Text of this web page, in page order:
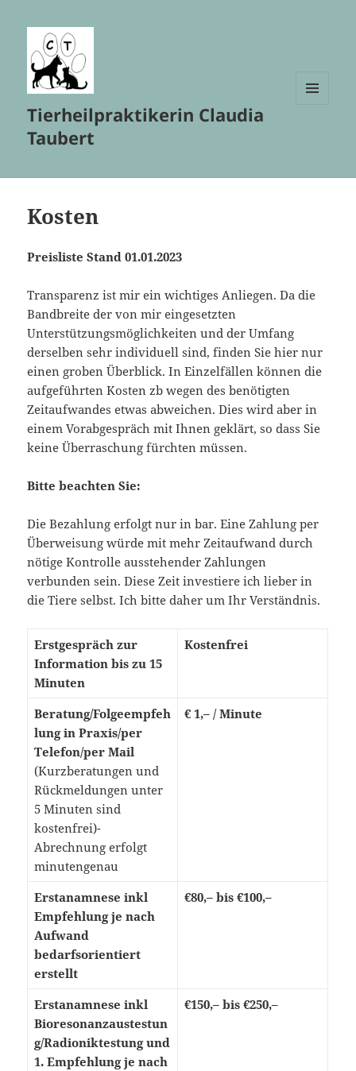
Tierheilpraktikerin Claudia
Taubert
Kosten
Preisliste Stand 01.01.2023
Transparenz ist mir ein wichtiges Anliegen. Da die
Bandbreite der von mir eingesetzten
Unterstützungsmöglichkeiten und der Umfang
derselben sehr individuell sind, finden Sie hier nur
einen groben Überblick. In Einzelfällen können die
aufgeführten Kosten zb wegen des benötigten
Zeitaufwandes etwas abweichen. Dies wird aber in
einem Vorabgespräch mit Ihnen geklärt, so dass Sie
keine Überraschung fürchten müssen.
Bitte beachten Sie:
Die Bezahlung erfolgt nur in bar. Eine Zahlung per
Überweisung würde mit mehr Zeitaufwand durch
nötige Kontrolle ausstehender Zahlungen
verbunden sein. Diese Zeit investiere ich lieber in
die Tiere selbst. Ich bitte daher um Ihr Verständnis.
Erstgespräch zur
Information bis zu 15
Minuten
Kostenfrei
Beratung/Folgeempfeh
lung in Praxis/per
Telefon/per Mail
(Kurzberatungen und
Rückmeldungen unter
5 Minuten sind
kostenfrei)-
Abrechnung erfolgt
minutengenau
€ 1,– / Minute
Erstanamnese inkl
Empfehlung je nach
Aufwand
bedarfsorientiert
erstellt
€80,– bis €100,–
Erstanamnese inkl
Bioresonanzaustestun
g/Radioniktestung und
1. Empfehlung je nach
€150,– bis €250,–